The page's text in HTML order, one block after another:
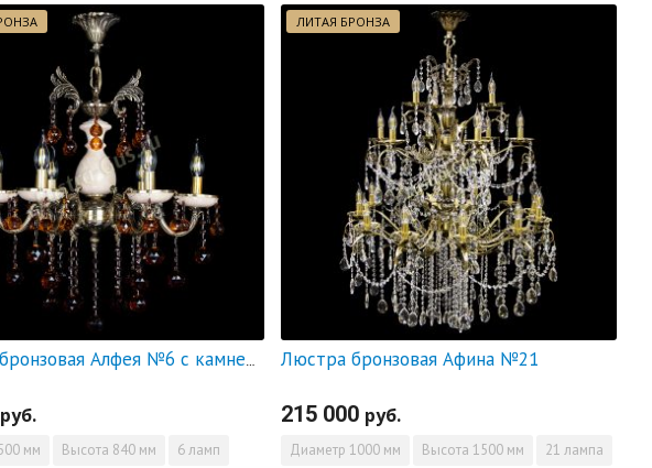
Люстра бронзовая Алфея №6 с камнем шар чайная
руб.
мм Высота 840 мм 6 ламп
ЛИТАЯ БРОНЗА
Люстра бронзовая Афина №21
215 000 руб.
Диаметр 1000 мм Высота 1500 мм 21 лампа